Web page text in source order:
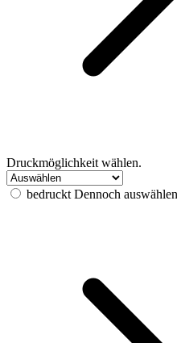
Druckmöglichkeit wählen.
bedruckt Dennoch auswählen